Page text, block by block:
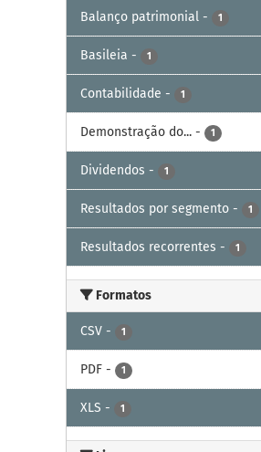
Balanço patrimonial - 1
Basileia - 1
Contabilidade - 1
Demonstração do... - 1
Dividendos - 1
Resultados por segmento - 1
Resultados recorrentes - 1
Formatos
CSV - 1
PDF - 1
XLS - 1